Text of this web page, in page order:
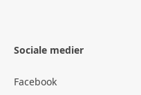
Sociale medier
Facebook